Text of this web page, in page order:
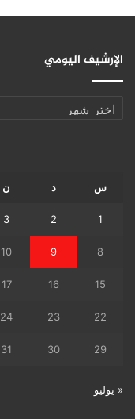
الإرشيف اليومي
الإرشيف
س د ن
1
2
3
8
9
10
15
16
17
22
23
24
29
30
31
« يوليو